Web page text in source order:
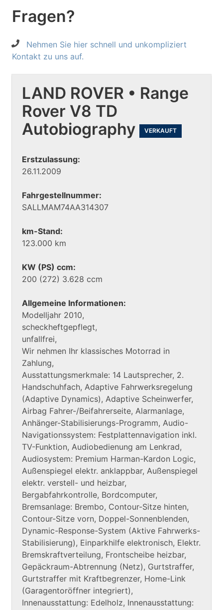
Fragen?
Nehmen Sie hier schnell und unkompliziert
Kontakt zu uns auf.
LAND ROVER • Range
Rover V8 TD
Autobiography
VERKAUFT
Erstzulassung:
26.11.2009
Fahrgestellnummer:
SALLMAM74AA314307
km-Stand:
123.000 km
KW (PS) ccm:
200 (272) 3.628 ccm
Allgemeine Informationen:
Modelljahr 2010,
scheckheftgepflegt,
unfallfrei,
Wir nehmen Ihr klassisches Motorrad in
Zahlung,
Ausstattungsmerkmale: 14 Lautsprecher, 2.
Handschuhfach, Adaptive Fahrwerksregelung
(Adaptive Dynamics), Adaptive Scheinwerfer,
Airbag Fahrer-/Beifahrerseite, Alarmanlage,
Anhänger-Stabilisierungs-Programm, Audio-
Navigationssystem: Festplattennavigation inkl.
TV-Funktion, Audiobedienung am Lenkrad,
Audiosystem: Premium Harman-Kardon Logic,
Außenspiegel elektr. anklappbar, Außenspiegel
elektr. verstell- und heizbar,
Bergabfahrkontrolle, Bordcomputer,
Bremsanlage: Brembo, Contour-Sitze hinten,
Contour-Sitze vorn, Doppel-Sonnenblenden,
Dynamic-Response-System (Aktive Fahrwerks-
Stabilisierung), Einparkhilfe elektronisch, Elektr.
Bremskraftverteilung, Frontscheibe heizbar,
Gepäckraum-Abtrennung (Netz), Gurtstraffer,
Gurtstraffer mit Kraftbegrenzer, Home-Link
(Garagentoröffner integriert),
Innenausstattung: Edelholz, Innenausstattung: